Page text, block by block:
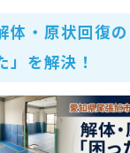
体・原状回復の
」を解決！